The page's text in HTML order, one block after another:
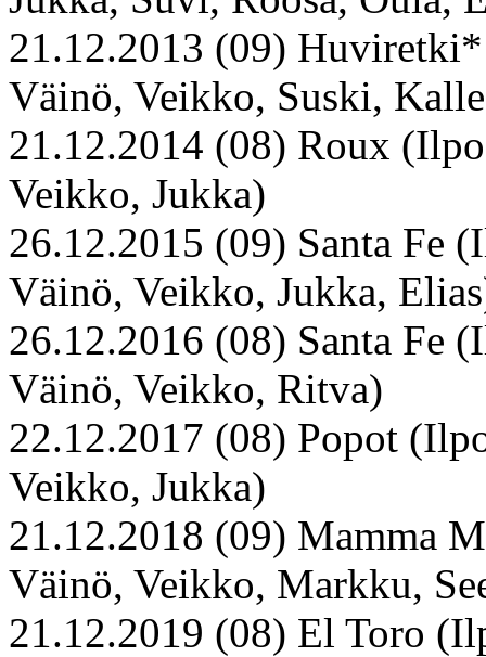
21.12.2013 (09)
Väinö, Veikko, Suski,
21.12.2014 (08) Roux
Veikko, Jukka)
26.12.2015 (09) Santa Fe
Väinö, Veikko, Jukka,
26.12.2016 (08) Santa Fe
Väinö, Veikko, Ritva)
22.12.2017 (08) Popot
Veikko, Jukka)
21.12.2018 (09) Mamma
Väinö, Veikko, Markku,
21.12.2019 (08) El Toro